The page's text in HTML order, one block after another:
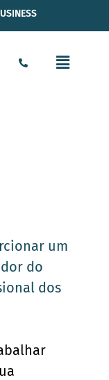
um
do
dos